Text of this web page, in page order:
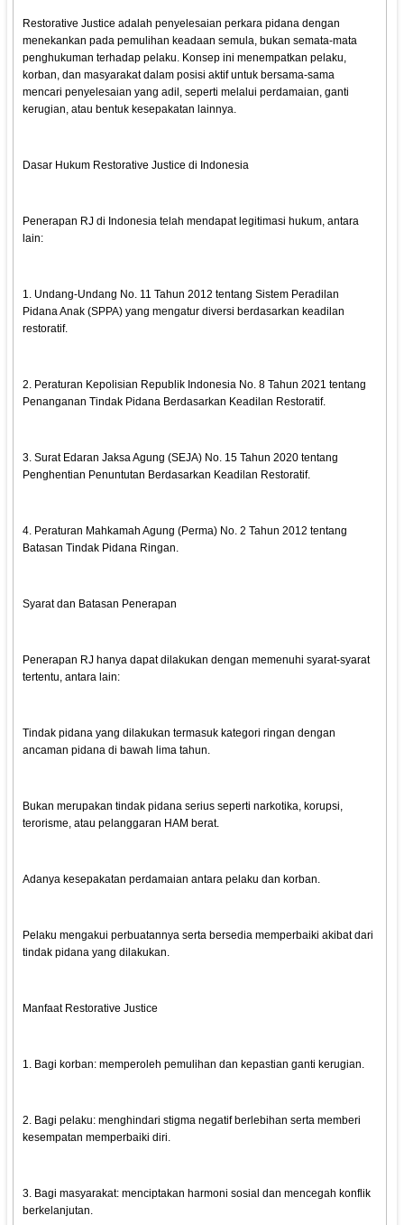
Restorative Justice adalah penyelesaian perkara pidana dengan
menekankan pada pemulihan keadaan semula, bukan semata-mata
penghukuman terhadap pelaku. Konsep ini menempatkan pelaku,
korban, dan masyarakat dalam posisi aktif untuk bersama-sama
mencari penyelesaian yang adil, seperti melalui perdamaian, ganti
kerugian, atau bentuk kesepakatan lainnya.
Dasar Hukum Restorative Justice di Indonesia
Penerapan RJ di Indonesia telah mendapat legitimasi hukum, antara
lain:
1. Undang-Undang No. 11 Tahun 2012 tentang Sistem Peradilan
Pidana Anak (SPPA) yang mengatur diversi berdasarkan keadilan
restoratif.
2. Peraturan Kepolisian Republik Indonesia No. 8 Tahun 2021 tentang
Penanganan Tindak Pidana Berdasarkan Keadilan Restoratif.
3. Surat Edaran Jaksa Agung (SEJA) No. 15 Tahun 2020 tentang
Penghentian Penuntutan Berdasarkan Keadilan Restoratif.
4. Peraturan Mahkamah Agung (Perma) No. 2 Tahun 2012 tentang
Batasan Tindak Pidana Ringan.
Syarat dan Batasan Penerapan
Penerapan RJ hanya dapat dilakukan dengan memenuhi syarat-syarat
tertentu, antara lain:
Tindak pidana yang dilakukan termasuk kategori ringan dengan
ancaman pidana di bawah lima tahun.
Bukan merupakan tindak pidana serius seperti narkotika, korupsi,
terorisme, atau pelanggaran HAM berat.
Adanya kesepakatan perdamaian antara pelaku dan korban.
Pelaku mengakui perbuatannya serta bersedia memperbaiki akibat dari
tindak pidana yang dilakukan.
Manfaat Restorative Justice
1. Bagi korban: memperoleh pemulihan dan kepastian ganti kerugian.
2. Bagi pelaku: menghindari stigma negatif berlebihan serta memberi
kesempatan memperbaiki diri.
3. Bagi masyarakat: menciptakan harmoni sosial dan mencegah konflik
berkelanjutan.